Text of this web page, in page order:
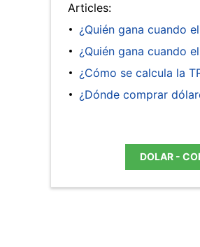
Articles:
¿Quién gana cuando
¿Quién gana cuando
¿Cómo se calcula la
¿Dónde comprar
DOLAR -